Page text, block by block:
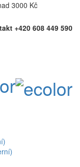
3000 Kč
+420 608 449 590